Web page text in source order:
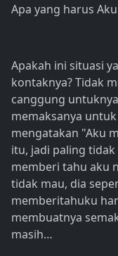
Apa yang harus
Apakah ini situasi
kontaknya? Tidak
canggung
memaksanya
mengatakan "Aku
itu, jadi paling
memberi tahu aku
tidak mau, dia
memberitahuku
membuatnya
masih…